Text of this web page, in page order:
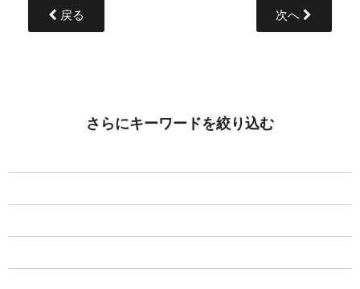
戻る 次へ
さらにキーワードを絞り込む